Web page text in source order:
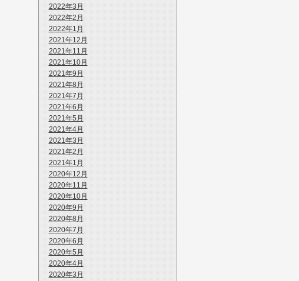
2022年3月
2022年2月
2022年1月
2021年12月
2021年11月
2021年10月
2021年9月
2021年8月
2021年7月
2021年6月
2021年5月
2021年4月
2021年3月
2021年2月
2021年1月
2020年12月
2020年11月
2020年10月
2020年9月
2020年8月
2020年7月
2020年6月
2020年5月
2020年4月
2020年3月